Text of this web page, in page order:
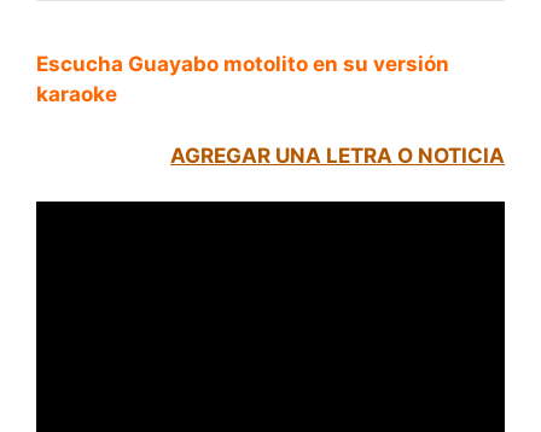
Escucha Guayabo motolito en su versión
karaoke
AGREGAR UNA LETRA O NOTICIA